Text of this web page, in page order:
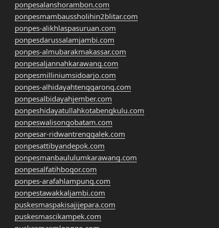
ponpesalanshorambon.com
ponpesmambaussholihin2blitar.com
ponpes-alikhlaspasuruan.com
ponpesdarussalamjambi.com
ponpes-almubarakmakassar.com
ponpesaljannahkarawang.com
ponpesmilliniumsidoarjo.com
ponpes-alhidayahtenggarong.com
ponpesalbidayahjember.com
ponpeshidayatullahkotabengkulu.com
ponpeswalisongobatam.com
ponpesar-ridwantrenggalek.com
ponpesattibyandepok.com
ponpesmanbaululumkarawang.com
ponpesalfatihbogor.com
ponpes-arafahlampung.com
ponpestawakkaljambi.com
puskesmaspakisajijepara.com
puskesmascikampek.com